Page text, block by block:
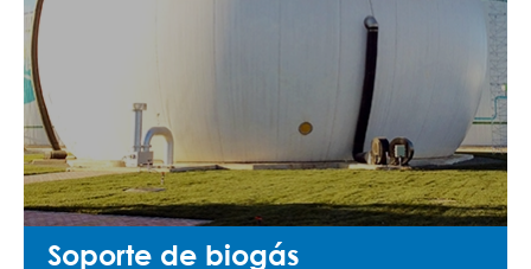
Soporte de biogás